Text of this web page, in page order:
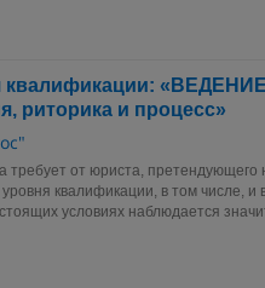
квалификации:
риторика и процесс»
требует от юриста,
квалификации, в том числе, и
условиях наблюдается